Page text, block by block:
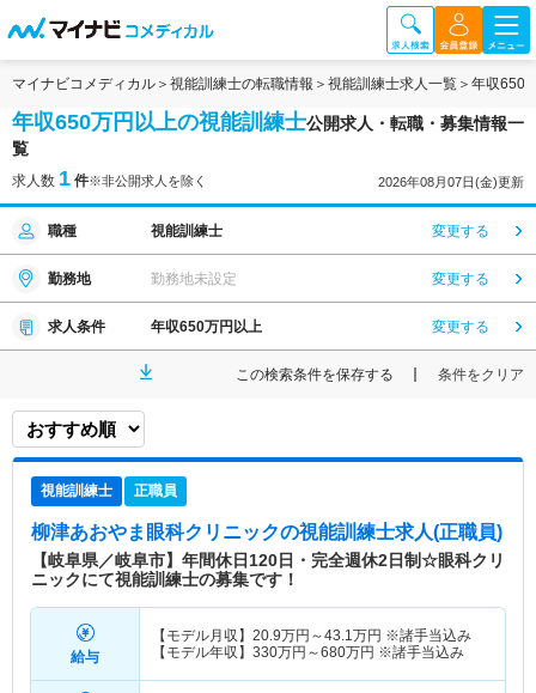
マイナビコメディカル 視能訓練士の転職情報 視能訓練士求人一覧 年収650
年収650万円以上の視能訓練士公開求人・転職・募集情報一
覧
求人数 1 件※非公開求人を除く 2026年08月07日(金)更新
職種 視能訓練士 変更する
勤務地 勤務地未設定 変更する
求人条件 年収650万円以上 変更する
この検索条件を保存する 条件をクリア
視能訓練士 正職員
柳津あおやま眼科クリニックの視能訓練士求人(正職員)
【岐阜県／岐阜市】年間休日120日・完全週休2日制☆眼科クリ
ニックにて視能訓練士の募集です！
給与
【モデル月収】 20.9万円～43.1万円 ※諸手当込み
【モデル年収】 330万円～680万円 ※諸手当込み